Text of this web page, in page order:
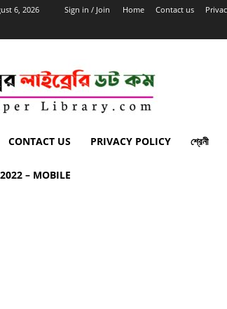
6, 2026 Sign in / Join Home Contact us
CONTACT US PRIVACY POLICY শ্রেনী
2022 – MOBILE